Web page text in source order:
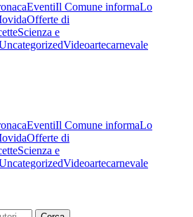
EventiIl Comune informaLo
Offerte di
Scienza e
Videoartecarnevale
EventiIl Comune informaLo
Offerte di
Scienza e
Videoartecarnevale